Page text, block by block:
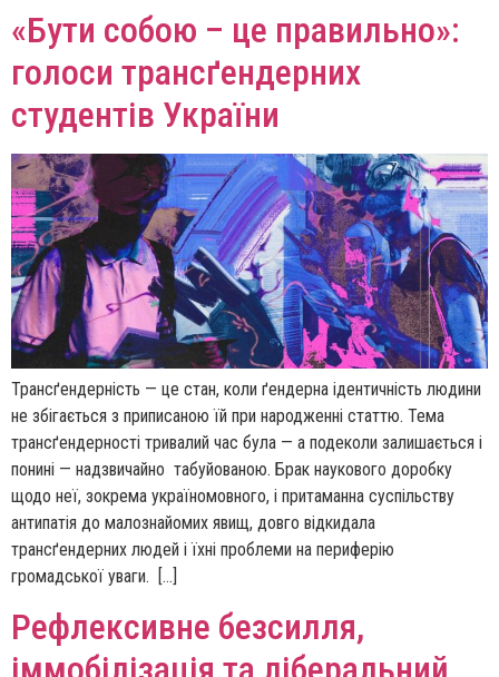
«Бути собою – це правильно»:
голоси трансґендерних
студентів України
Трансґендерність — це стан, коли ґендерна ідентичність людини
не збігається з приписаною їй при народженні статтю. Тема
трансґендерності тривалий час була — а подеколи залишається і
понині — надзвичайно табуйованою. Брак наукового доробку
щодо неї, зокрема україномовного, і притаманна суспільству
антипатія до малознайомих явищ, довго відкидала
трансґендерних людей і їхні проблеми на периферію
громадської уваги. […]
Рефлексивне безсилля,